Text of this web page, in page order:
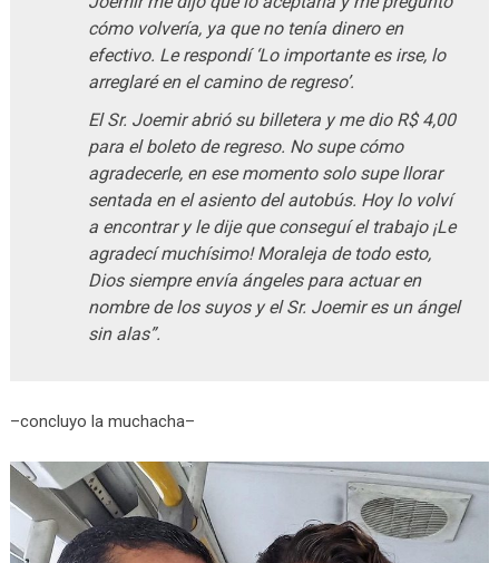
cómo volvería, ya que no tenía dinero en
efectivo. Le respondí ‘Lo importante es irse, lo
arreglaré en el camino de regreso’.
El Sr. Joemir abrió su billetera y me dio R$ 4,00
para el boleto de regreso. No supe cómo
agradecerle, en ese momento solo supe llorar
sentada en el asiento del autobús. Hoy lo volví
a encontrar y le dije que conseguí el trabajo ¡Le
agradecí muchísimo! Moraleja de todo esto,
Dios siempre envía ángeles para actuar en
nombre de los suyos y el Sr. Joemir es un ángel
sin alas”.
–concluyo la muchacha–